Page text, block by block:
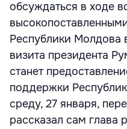
обсуждаться в ходе
Республики Молдова
визита президента
станет
поддержки
среду, 27 января,
рассказал сам глава